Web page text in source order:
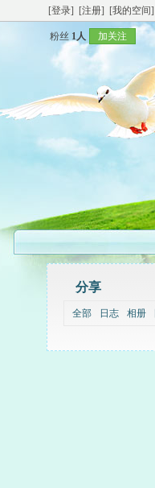
[登录] [注册] [我的空间]
粉丝 1人 加关注
分享
全部 日志 相册